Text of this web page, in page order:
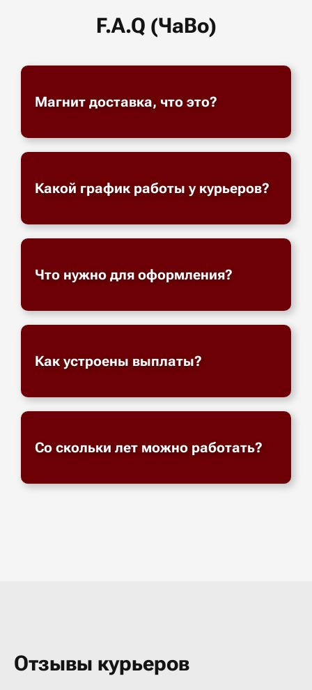
F.A.Q (ЧаВо)
Магнит доставка, что это?
Какой график работы у курьеров?
Что нужно для оформления?
Как устроены выплаты?
Со скольки лет можно работать?
Отзывы курьеров